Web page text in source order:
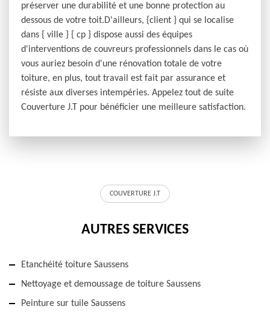
préserver une durabilité et une bonne protection au
dessous de votre toit.D'ailleurs, {client } qui se localise
dans { ville } { cp } dispose aussi des équipes
d'interventions de couvreurs professionnels dans le cas où
vous auriez besoin d'une rénovation totale de votre
toiture, en plus, tout travail est fait par assurance et
résiste aux diverses intempéries. Appelez tout de suite
Couverture J.T pour bénéficier une meilleure satisfaction.
COUVERTURE J.T
AUTRES SERVICES
Etanchéité toiture Saussens
Nettoyage et demoussage de toiture Saussens
Peinture sur tuile Saussens